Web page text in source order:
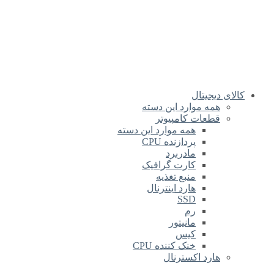
کالای دیجیتال
همه موارد این دسته
قطعات کامپیوتر
همه موارد این دسته
پردازنده CPU
مادربرد
کارت گرافیک
منبع تغذیه
هارد اینترنال
SSD
رم
مانیتور
کیس
خنک کننده CPU
هارد اکسترنال